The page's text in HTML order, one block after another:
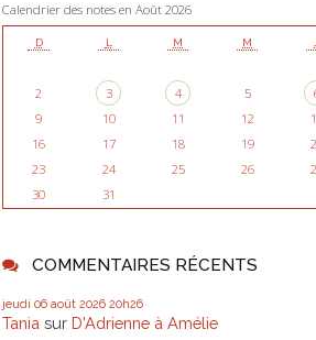
Calendrier des notes en Août 2026
D L M M
2
3 4 5
9
10 11 12
16
17 18 19
23
24 25 26
30
31
COMMENTAIRES RÉCENTS
jeudi 06 août 2026 20h26
Tania sur D'Adrienne à Amélie